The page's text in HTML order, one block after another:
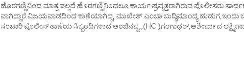
ಹೊರಗಣ್ಣಿನಿಂದ ಮಾತ್ರವಲ್ಲದೆ ಹೊರಗಣ್ಣಿನಿಂದಲೂ ಕಾರ್ಯ ಪ್ರವೃತ್ತರಾಗಿರುವ ಪೊಲೀಸರು
ವಾಗಿದ್ದಾರೆ.ವಿಜಯವಾಡದಿಂದ ಕಾಣೆಯಾಗಿದ್ದ, ಮುಖೇಶ್ ಎಂಬಾ ಬುದ್ಧಿಮಾಂದ್ಯ ಹುಡುಗ,ಇಂದು
ಸಂಚಾರಿ ಪೊಲೀಸ್ ಠಾಣೆಯ ಸಿಬ್ಬಂದಿಗಳಾದ ಆಂಜಿನಪ್ಪ,,(HC )ಗಂಗಾಧರ್,ಆಶೀರ್ವಾದ